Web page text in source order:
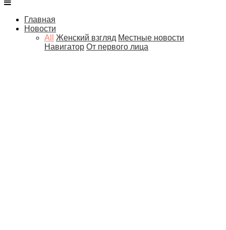
Главная
Новости
All
Женский взгляд Местные новости
Навигатор От первого лица